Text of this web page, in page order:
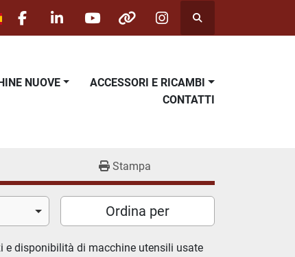
facebooklinkedinyoutubeotherinstagram
Cerca
NUOVE
ACCESSORI E RICAMBI
CONTATTI
Stampa
Ordina per
e disponibilità di macchine utensili usate